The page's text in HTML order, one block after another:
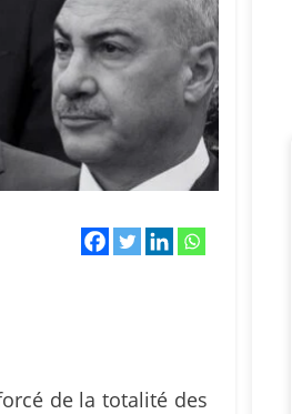
de la totalité des